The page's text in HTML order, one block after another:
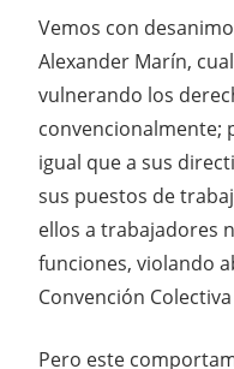
Vemos con
Alexander Marín,
vulnerando los
convencionalmente;
igual que a sus
sus puestos de
ellos a trabajadores
funciones, violando
Convención
Pero este